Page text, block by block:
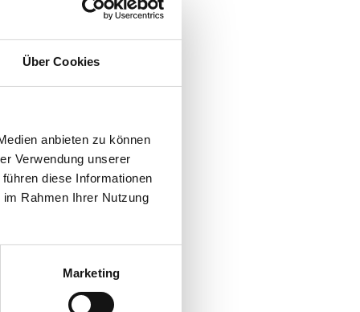
Über Cookies
anbieten zu können
Verwendung unserer
diese Informationen
Rahmen Ihrer Nutzung
Marketing